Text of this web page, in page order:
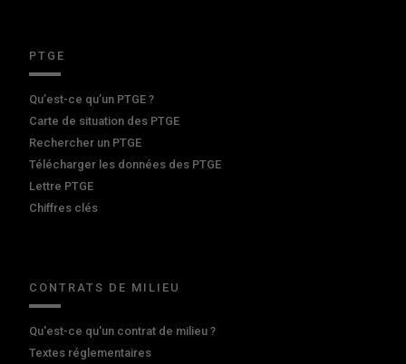
PTGE
Qu’est-ce qu’un PTGE ?
Carte de situation des PTGE
Rechercher un PTGE
Télécharger les données des PTGE
Lettre PTGE
Chiffres clés
CONTRATS DE MILIEU
Qu'est-ce qu'un contrat de milieu ?
Textes réglementaires